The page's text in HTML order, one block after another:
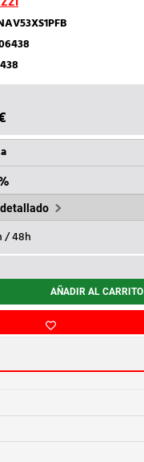
PRECIO
ACTUAL
ES:
285,44€.
/ 48h
AÑADIR AL CARRITO